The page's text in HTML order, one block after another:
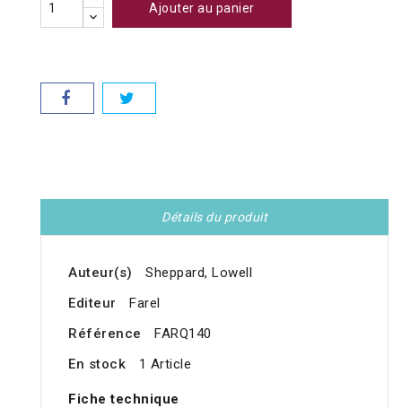
Ajouter au panier
Détails du produit
Auteur(s)
Sheppard, Lowell
Editeur
Farel
Référence
FARQ140
En stock
1 Article
Fiche technique